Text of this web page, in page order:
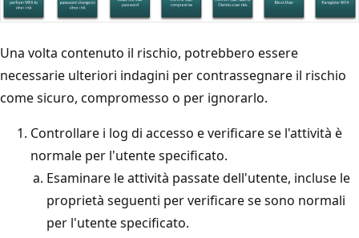
Una volta contenuto il rischio, potrebbero essere
necessarie ulteriori indagini per contrassegnare il rischio
come sicuro, compromesso o per ignorarlo.
Controllare i log di accesso e verificare se l'attività è
normale per l'utente specificato.
Esaminare le attività passate dell'utente, incluse le
proprietà seguenti per verificare se sono normali
per l'utente specificato.